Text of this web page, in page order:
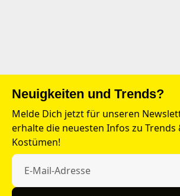
Neuigkeiten und Trends?
Melde Dich jetzt für unseren
erhalte die neuesten Infos zu Trends
Kostümen!